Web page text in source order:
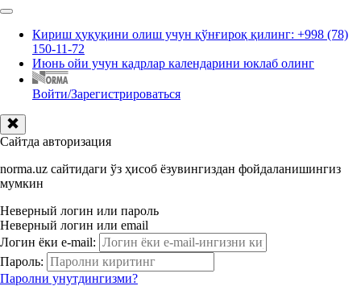
Кириш ҳуқуқини олиш учун қўнғироқ қилинг: +998 (78)
150-11-72
Июнь ойи учун кадрлар календарини юклаб олинг
Войти/Зарегистрироваться
Сайтда авторизация
norma.uz сайтидаги ўз ҳисоб ёзувингиздан фойдаланишингиз
мумкин
Неверный логин или пароль
Неверный логин или email
Логин ёки e-mail:
Пароль:
Паролни унутдингизми?